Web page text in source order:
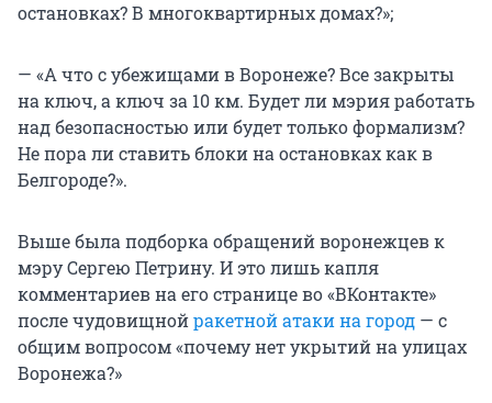
остановках? В многоквартирных домах?»;
— «А что с убежищами в Воронеже? Все закрыты
на ключ, а ключ за 10 км. Будет ли мэрия работать
над безопасностью или будет только формализм?
Не пора ли ставить блоки на остановках как в
Белгороде?».
Выше была подборка обращений воронежцев к
мэру Сергею Петрину. И это лишь капля
комментариев на его странице во «ВКонтакте»
после чудовищнойракетной атаки на город — с
общим вопросом «почему нет укрытий на улицах
Воронежа?»